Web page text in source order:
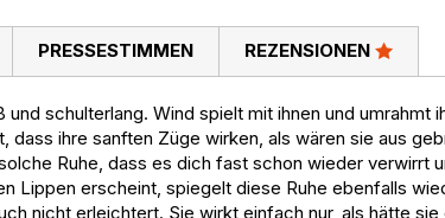
schulterlang. Wind spielt mit ihnen und umrahmt
dass ihre sanften Züge wirken, als wären sie aus
Ruhe, dass es dich fast schon wieder verwirrt
Lippen erscheint, spiegelt diese Ruhe ebenfalls
nicht erleichtert. Sie wirkt einfach nur, als hätte
PRESSESTIMMEN REZENSIONEN